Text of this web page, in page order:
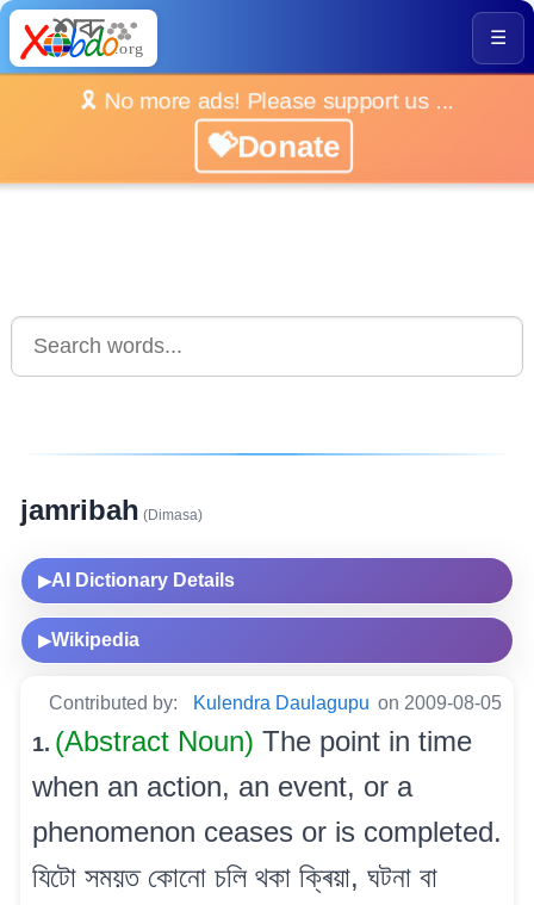
☰
🎗️ No more ads! Please support us ...
💝Donate
jamribah (Dimasa)
▶AI Dictionary Details
▶Wikipedia
Contributed by: Kulendra Daulagupu on 2009-08-05
1. (Abstract Noun) The point in time
when an action, an event, or a
phenomenon ceases or is completed.
যিটো সময়ত কোনো চলি থকা ক্ৰিয়া, ঘটনা বা